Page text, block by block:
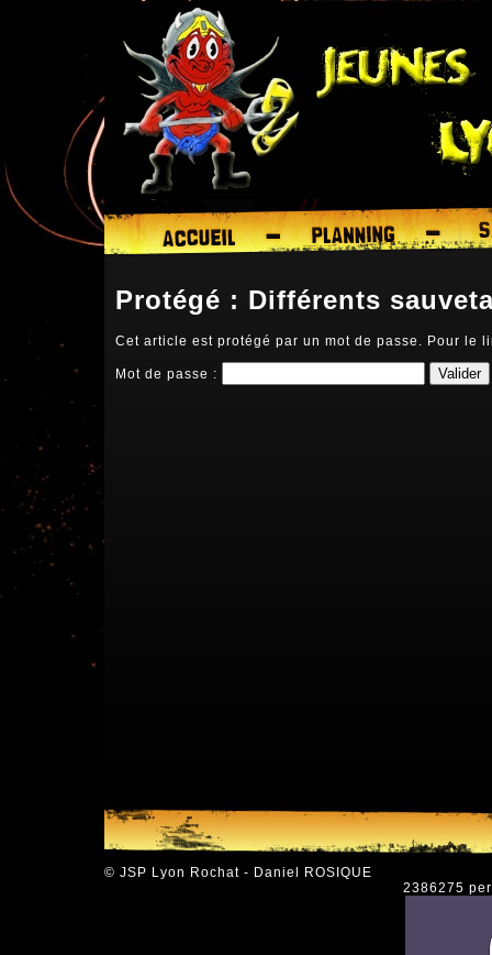
Protégé : Différents
Cet article est protégé par un mot de passe. Pour le
Mot de passe :
© JSP Lyon Rochat - Daniel ROSIQUE
2386275